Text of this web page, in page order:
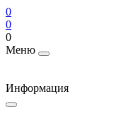
0
0
0
Меню
Информация